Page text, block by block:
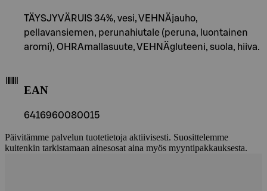
TÄYSJYVÄRUIS 34%, vesi, VEHNÄjauho,
pellavansiemen, perunahiutale (peruna, luontainen
aromi), OHRAmallasuute, VEHNÄgluteeni, suola, hiiva.
EAN
6416960080015
Päivitämme palvelun tuotetietoja aktiivisesti. Suosittelemme
kuitenkin tarkistamaan ainesosat aina myös myyntipakkauksesta.